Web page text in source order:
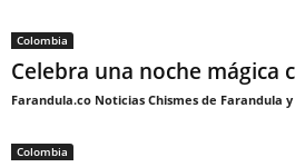
Colombia
Celebra una noche mágica
Farandula.co Noticias Chismes de Farandula
Colombia